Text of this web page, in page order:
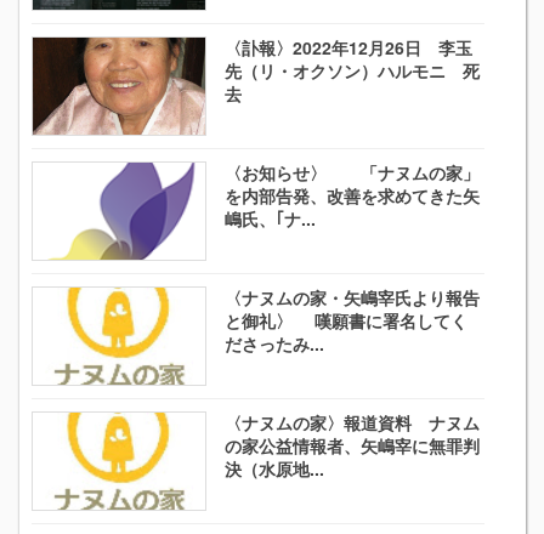
〈訃報〉2022年12月26日 李玉
先（リ・オクソン）ハルモニ 死
去
〈お知らせ〉 「ナヌムの家」
を内部告発、改善を求めてきた矢
嶋氏、｢ナ...
〈ナヌムの家・矢嶋宰氏より報告
と御礼〉 嘆願書に署名してく
ださったみ...
〈ナヌムの家〉報道資料 ナヌム
の家公益情報者、矢嶋宰に無罪判
決（水原地...